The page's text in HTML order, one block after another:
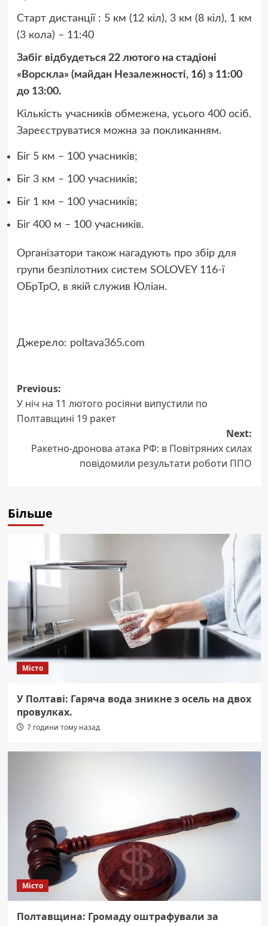
Старт дистанції : 5 км (12 кіл), 3 км (8 кіл), 1 км
(3 кола) – 11:40
Забіг відбудеться 22 лютого на стадіоні
«Ворскла» (майдан Незалежності, 16) з 11:00
до 13:00.
Кількість учасників обмежена, усього 400 осіб.
Зареєструватися можна за покликанням.
Біг 5 км – 100 учасників;
Біг 3 км – 100 учасників;
Біг 1 км – 100 учасників;
Біг 400 м – 100 учасників.
Організатори також нагадують про збір для
групи безпілотних систем SOLOVEY 116-ї
ОБрТрО, в якій служив Юліан.
Джерело: poltava365.com
Post
navigation
Previous:
У ніч на 11 лютого росіяни випустили по
Полтавщині 19 ракет
Next:
Ракетно-дронова атака РФ: в Повітряних силах
повідомили результати роботи ППО
Більше
Місто
У Полтаві: Гаряча вода зникне з осель на двох
провулках.
7 години тому назад
Місто
Полтавщина: Громаду оштрафували за